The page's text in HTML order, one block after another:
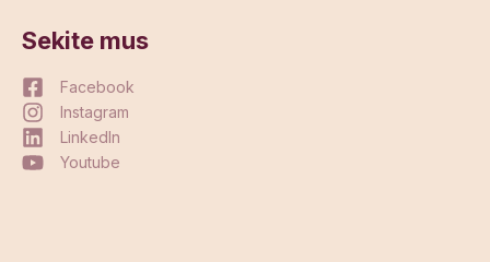
Sekite mus
Facebook
Instagram
LinkedIn
Youtube